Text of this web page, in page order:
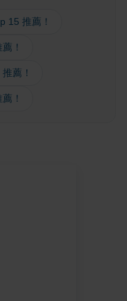
15 推薦！
！
薦！
！